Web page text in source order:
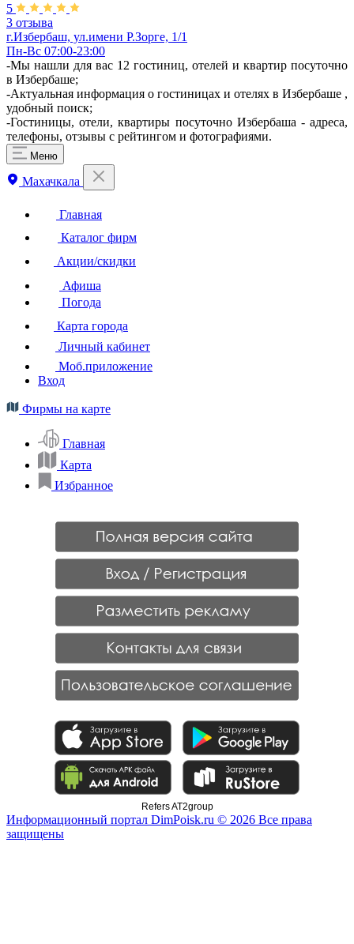
5
3 отзыва
г.Избербаш, ул.имени Р.Зорге, 1/1
Пн-Вс 07:00-23:00
-Мы нашли для вас 12 гостиниц, отелей и квартир посуточно
в Избербаше;
-Актуальная информация о гостиницах и отелях в Избербаше ,
удобный поиск;
-Гостиницы, отели, квартиры посуточно Избербаша - адреса,
телефоны, отзывы с рейтингом и фотографиями.
Меню
Махачкала
Главная
Каталог фирм
Акции/скидки
Афиша
Погода
Карта города
Личный кабинет
Моб.приложение
Вход
Фирмы на карте
Главная
Карта
Избранное
Refers AT2group
Информационный портал DimPoisk.ru © 2026 Все права
защищены